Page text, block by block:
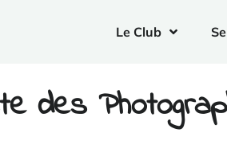
Le Club
des